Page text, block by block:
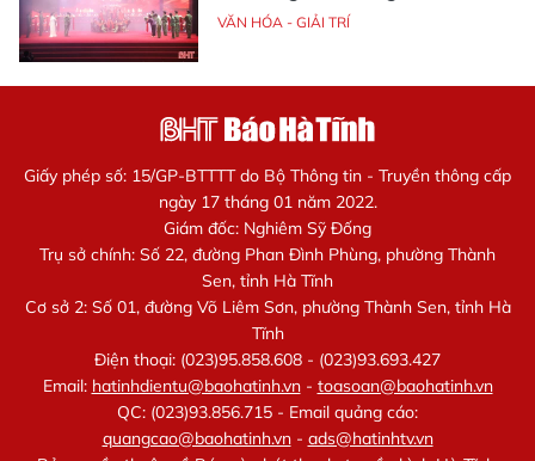
VĂN HÓA - GIẢI TRÍ
Giấy phép số: 15/GP-BTTTT do Bộ Thông tin - Truyền thông cấp
ngày 17 tháng 01 năm 2022.
Giám đốc: Nghiêm Sỹ Đống
Trụ sở chính: Số 22, đường Phan Đình Phùng, phường Thành
Sen, tỉnh Hà Tĩnh
Cơ sở 2: Số 01, đường Võ Liêm Sơn, phường Thành Sen, tỉnh Hà
Tĩnh
Điện thoại: (023)95.858.608 - (023)93.693.427
Email: hatinhdientu@baohatinh.vn- toasoan@baohatinh.vn
QC: (023)93.856.715 - Email quảng cáo:
quangcao@baohatinh.vn- ads@hatinhtv.vn